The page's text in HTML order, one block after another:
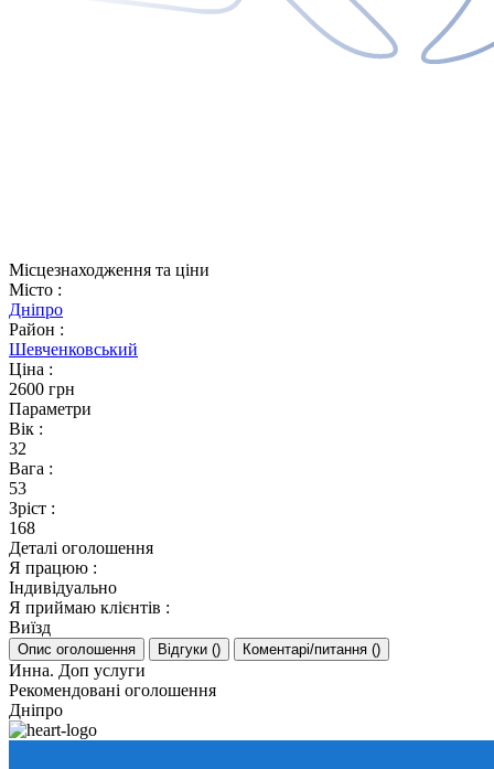
Місцезнаходження та ціни
Місто :
Дніпро
Район :
Шевченковський
Ціна :
2600 грн
Параметри
Вік :
32
Вага :
53
Зріст :
168
Деталі оголошення
Я працюю :
Індивідуально
Я приймаю клієнтів :
Виїзд
Опис оголошення Відгуки () Коментарі/питання ()
Инна. Доп услуги
Рекомендовані оголошення
Дніпро